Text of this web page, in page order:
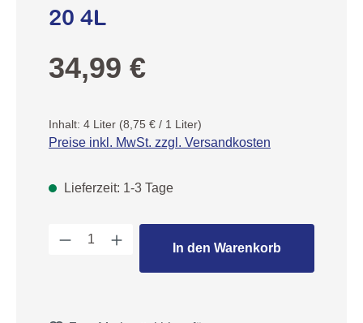
20 4L
Regulärer Preis:
34,99 €
Inhalt: 4 Liter (8,75 € / 1 Liter)
Preise inkl. MwSt. zzgl. Versandkosten
Lieferzeit: 1-3 Tage
Produkt Anzahl: Gib den
In den Warenkorb